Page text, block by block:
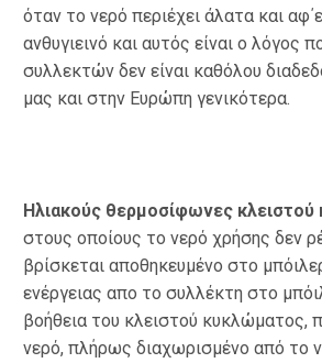
όταν το νερό περιέχει άλατα και
ανθυγιεινό και αυτός είναι ο λόγος
συλλεκτών δεν είναι καθόλου
μας και στην Ευρώπη γενικότερα.
Ηλιακούς θερμοσίφωνες
στους οποίους το νερό χρήσης δεν
βρίσκεται αποθηκευμένο στο
ενέργειας απο το συλλέκτη στο
βοήθεια του κλειστού κυκλώματος,
νερό, πλήρως διαχωρισμένο από το